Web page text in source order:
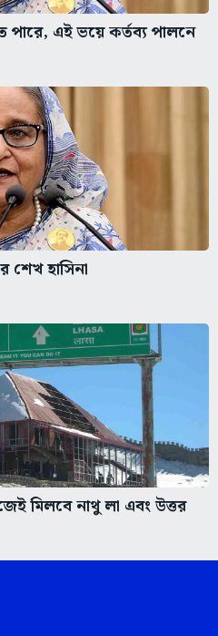
পারে, এই ভয়ে কর্তব্য পালনে
শেখ হাসিনা
মিলবে নাথু লা এবং উত্তর